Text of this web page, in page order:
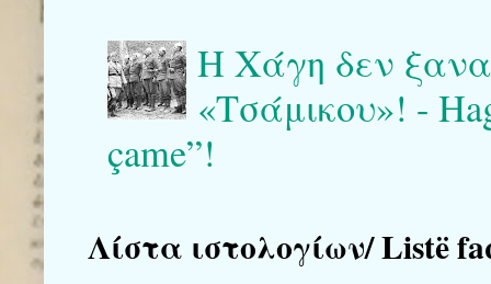
Η Χάγη δεν
«Τσάμικου»! -
çame”!
Λίστα ιστολογίων/ Listë